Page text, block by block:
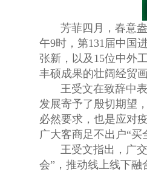
芳菲四月，春意盎
午9时，第131届中国
张新，以及15位中外
丰硕成果的壮阔经贸画
王受文在致辞中
发展寄予了殷切期望
必然要求，也是应对
广大客商足不出户“买
王受文指出，广
会”，推动线上线下